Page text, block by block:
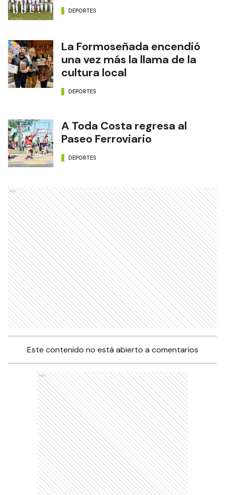
DEPORTES
La Formoseñada encendió
una vez más la llama de la
cultura local
DEPORTES
A Toda Costa regresa al
Paseo Ferroviario
DEPORTES
Ads
Este contenido no está abierto a comentarios
Ads